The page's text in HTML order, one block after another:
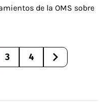
de la OMS sobre
3 4